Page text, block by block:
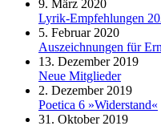
9. März 2020
Lyrik-Empfehlungen
5. Februar 2020
Auszeichnungen für
13. Dezember 2019
Neue Mitglieder
2. Dezember 2019
Poetica 6 »Widerstand«
31. Oktober 2019